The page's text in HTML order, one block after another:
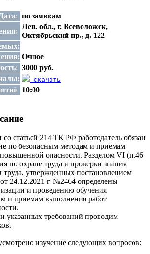
Дата: по заявкам
Лен. обл., г. Всеволожск,
Октябрьский пр., д. 122
Очное
3000 руб.
скачать
10:00
статьей 214 ТК РФ работодатель обязан
по безопасным методам и приемам
опасности. Разделом VI (п.46
по охране труда и проверки знания
труда, утвержденных постановлением
24.12.2021 г. №2464 определены
и проведению обучения
и приемам выполнения работ
указанных требований проводим
изучение следующих вопросов: